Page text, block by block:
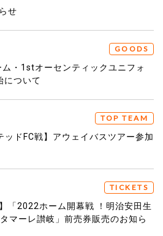
せ
GOODS
・1stオーセンティックユニフォ
について
TOP TEAM
ッドFC戦】アウェイバスツアー参加
TICKETS
「2022ホーム開幕戦 ！明治安田生
マーレ讃岐」前売券販売のお知ら